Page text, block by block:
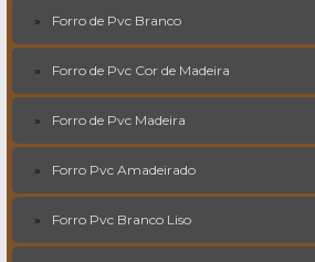
Forro de Pvc Branco
Forro de Pvc Cor de Madeira
Forro de Pvc Madeira
Forro Pvc Amadeirado
Forro Pvc Branco Liso